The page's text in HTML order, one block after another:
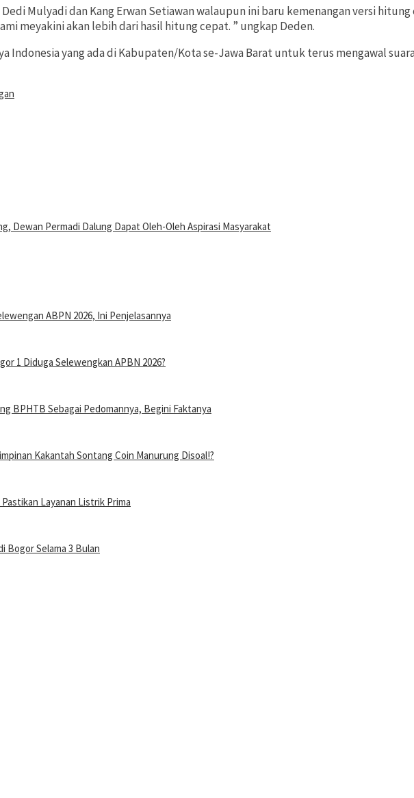
Mulyadi dan Kang Erwan Setiawan walaupun ini baru kemenangan versi
meyakini akan lebih dari hasil hitung cepat. ” ungkap Deden.
Indonesia yang ada di Kabupaten/Kota se-Jawa Barat untuk terus mengawal
Dewan Permadi Dalung Dapat Oleh-Oleh Aspirasi Masyarakat
ABPN 2026, Ini Penjelasannya
1 Diduga Selewengkan APBN 2026?
BPHTB Sebagai Pedomannya, Begini Faktanya
Kakantah Sontang Coin Manurung Disoal!?
Layanan Listrik Prima
Bogor Selama 3 Bulan